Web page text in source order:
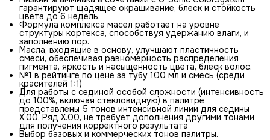
гарантируют щадящее окрашивание, блеск и стойкость
цвета до 6 недель.
Формула комплекса масел работает на уровне
структуры кортекса, способствуя удержанию влаги, и
заполнению пор.
Масла, входящие в основу, улучшают пластичность
смеси, обеспечивая равномерность распределения
пигмента, яркость и насыщенность цвета, блеск волос.
№1 в рейтинге по цене за тубу 100 мл и смесь (среди
красителей 1:1)
Для работы с сединой особой сложности (интенсивность
до 100%, включая стекловидную) в палитре
представлены 5 тонов интенсивной линии для седины
Х.00. Ряд Х.00, не требует дополнения другими тонами
для получения корректного результата
Выбор базовых и коммерческих тонов палитры.